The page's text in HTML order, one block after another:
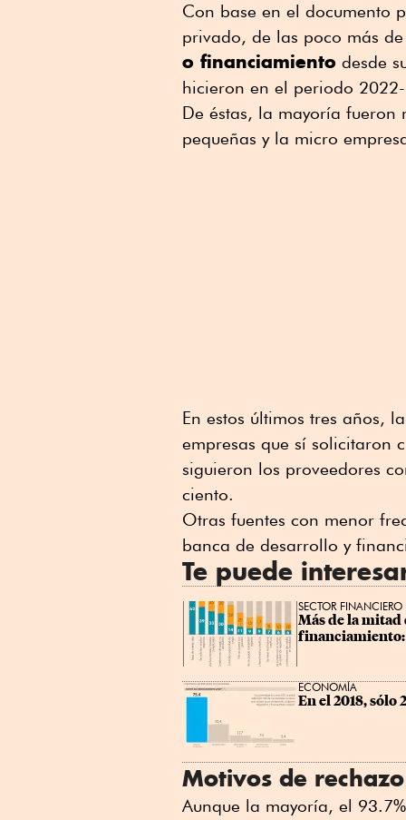
Con base en el documento
privado, de las poco más
o financiamiento desde
hicieron en el periodo
De éstas, la mayoría
pequeñas y la micro
En estos últimos tres años,
empresas que sí solicitaron
siguieron los proveedores
ciento.
Otras fuentes con menor
banca de desarrollo y
Te puede
SECTOR FINANCIERO
Más de la
ECONOMÍA
En el 2018, sólo
Motivos de rechazo
Aunque la mayoría, el